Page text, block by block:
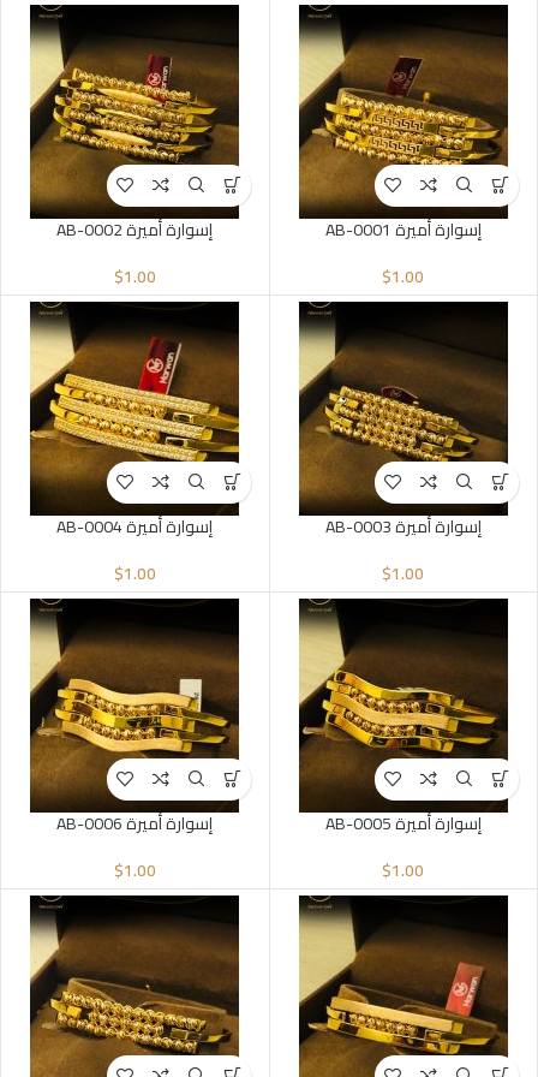
إسوارة أميرة AB-0001
$1.00
إسوارة أميرة AB-0002
$1.00
إسوارة أميرة AB-0003
$1.00
إسوارة أميرة AB-0004
$1.00
إسوارة أميرة AB-0005
$1.00
إسوارة أميرة AB-0006
$1.00